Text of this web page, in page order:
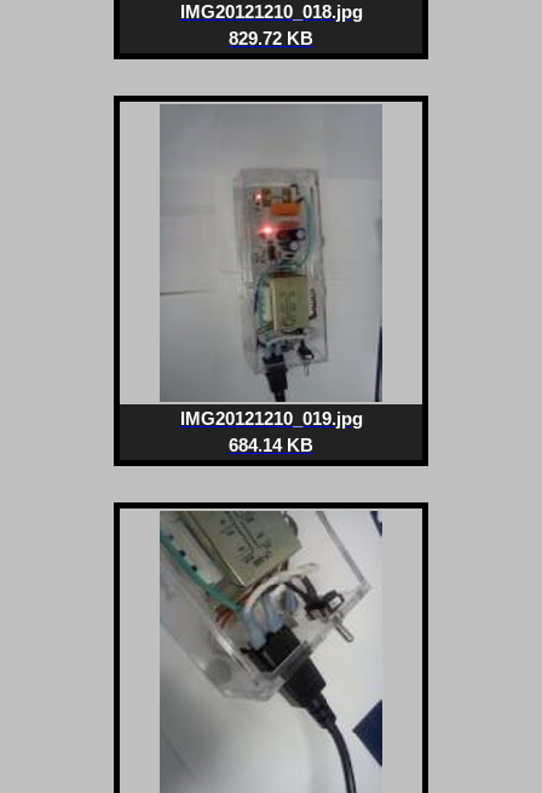
IMG20121210_018.jpg
829.72 KB
IMG20121210_019.jpg
684.14 KB